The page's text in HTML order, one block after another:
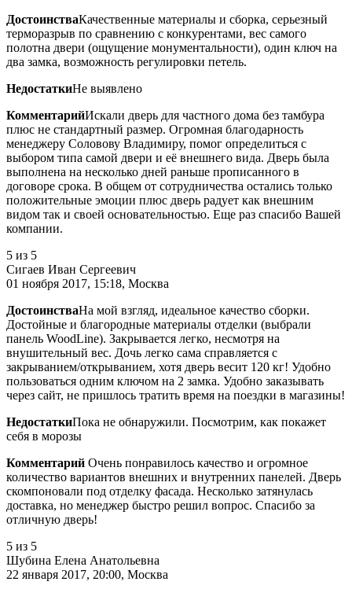
ДостоинстваКачественные материалы и сборка, серьезный
терморазрыв по сравнению с конкурентами, вес самого
полотна двери (ощущение монументальности), один ключ на
два замка, возможность регулировки петель.
НедостаткиНе выявлено
КомментарийИскали дверь для частного дома без тамбура
плюс не стандартный размер. Огромная благодарность
менеджеру Соловову Владимиру, помог определиться с
выбором типа самой двери и её внешнего вида. Дверь была
выполнена на несколько дней раньше прописанного в
договоре срока. В общем от сотрудничества остались только
положительные эмоции плюс дверь радует как внешним
видом так и своей основательностью. Еще раз спасибо Вашей
компании.
5 из 5
Сигаев Иван Сергеевич
01 ноября 2017, 15:18, Москва
ДостоинстваНа мой взгляд, идеальное качество сборки.
Достойные и благородные материалы отделки (выбрали
панель WoodLine). Закрывается легко, несмотря на
внушительный вес. Дочь легко сама справляется с
закрыванием/открыванием, хотя дверь весит 120 кг! Удобно
пользоваться одним ключом на 2 замка. Удобно заказывать
через сайт, не пришлось тратить время на поездки в магазины!
НедостаткиПока не обнаружили. Посмотрим, как покажет
себя в морозы
Комментарий Очень понравилось качество и огромное
количество вариантов внешних и внутренних панелей. Дверь
скомпоновали под отделку фасада. Несколько затянулась
доставка, но менеджер быстро решил вопрос. Спасибо за
отличную дверь!
5 из 5
Шубина Елена Анатольевна
22 января 2017, 20:00, Москва